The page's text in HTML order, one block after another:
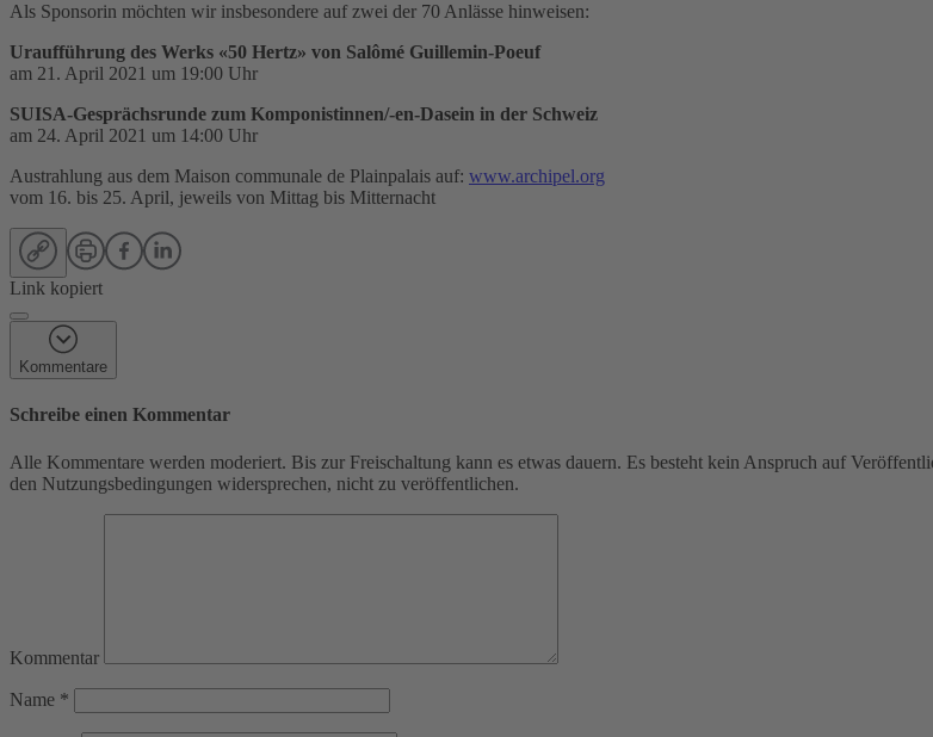
Als Sponsorin möchten wir insbesondere auf zwei der 70 Anlässe hinweisen:
Uraufführung des Werks «50 Hertz» von Salômé Guillemin-Poeuf
am 21. April 2021 um 19:00 Uhr
SUISA-Gesprächsrunde zum Komponistinnen/-en-Dasein in der Schweiz
am 24. April 2021 um 14:00 Uhr
Austrahlung aus dem Maison communale de Plainpalais auf: www.archipel.org
vom 16. bis 25. April, jeweils von Mittag bis Mitternacht
Link kopiert
Kommentare
Schreibe einen Kommentar
Alle Kommentare werden moderiert. Bis zur Freischaltung kann es etwas dauern. Es besteht kein Anspruch auf
den Nutzungsbedingungen widersprechen, nicht zu veröffentlichen.
Kommentar
Name *